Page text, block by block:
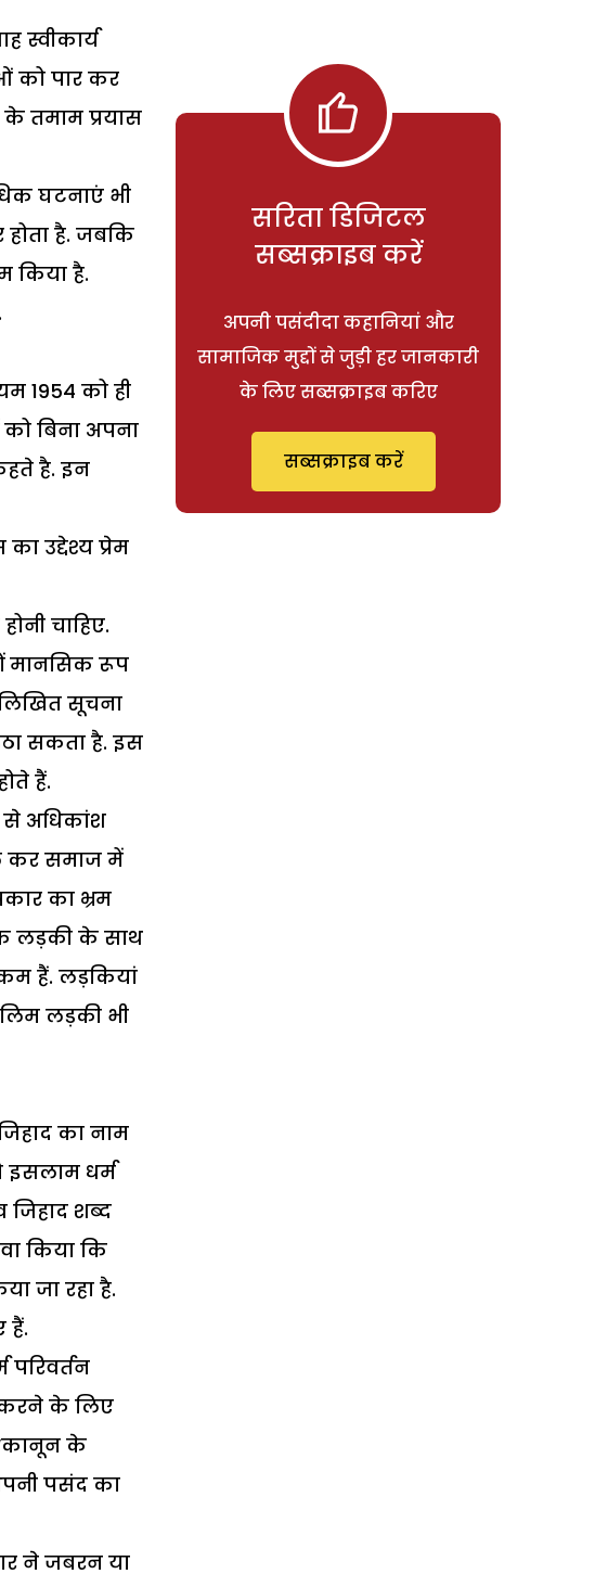
स्वीकार्य
को पार कर
के तमाम प्रयास
घटनाएं भी
है. जबकि
किया है.
1954 को ही
बिना अपना
है. इन
उद्देश्य प्रेम
चाहिए.
मानसिक रूप
सूचना
सकता है. इस
हैं.
से अधिकांश
ले कर समाज में
का भ्रम
लड़की के साथ
हैं. लड़कियां
लड़की भी
का नाम
इसलाम धर्म
शब्द
किया कि
जा रहा है.
हैं.
करने के लिए
के
पसंद का
ने जबरन या
सरिता डिजिटल
सब्सक्राइब करें
अपनी पसंदीदा कहानियां और
सामाजिक मुद्दों से जुड़ी हर जानकारी
के लिए सब्सक्राइब करिए
सब्सक्राइब करें